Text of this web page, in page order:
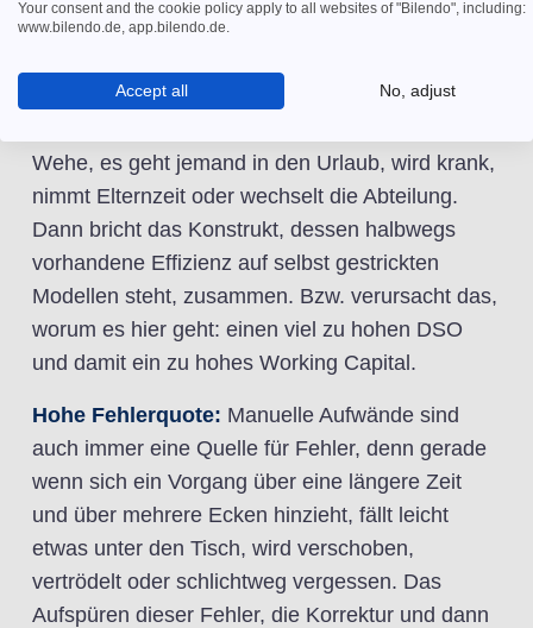
Personelle Abhängigkeit:
wenigen - Mitarbeitern mit dem entsprechenden
Wehe, es geht jemand in den Urlaub, wird krank,
nimmt Elternzeit oder wechselt die Abteilung.
Dann bricht das Konstrukt, dessen halbwegs
vorhandene Effizienz auf selbst gestrickten
Modellen steht, zusammen. Bzw. verursacht das,
worum es hier geht: einen viel zu hohen DSO
und damit ein zu hohes Working Capital.
Hohe Fehlerquote: Manuelle Aufwände sind
auch immer eine Quelle für Fehler, denn gerade
wenn sich ein Vorgang über eine längere Zeit
und über mehrere Ecken hinzieht, fällt leicht
etwas unter den Tisch, wird verschoben,
vertrödelt oder schlichtweg vergessen. Das
Aufspüren dieser Fehler, die Korrektur und dann
Your consent and the cookie policy apply to all websites of "Bilendo", including:
www.bilendo.de, app.bilendo.de.
Accept all No, adjust